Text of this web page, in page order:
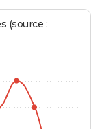
(source :